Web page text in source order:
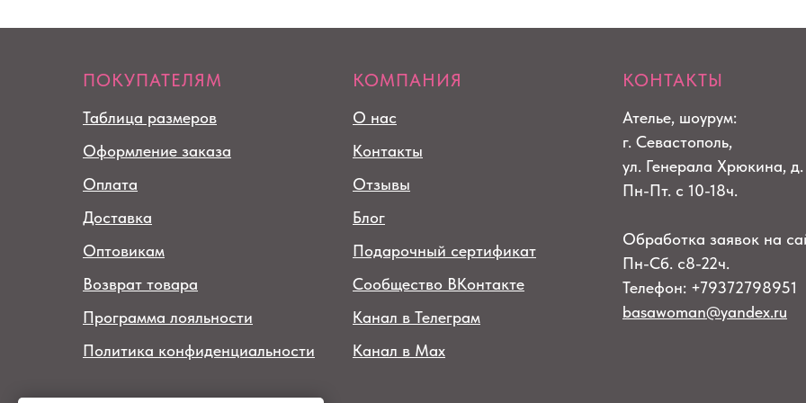
ПОКУПАТЕЛЯМ
Таблица размеров
Оформление заказа
Оплата
Доставка
Оптовикам
Возврат товара
Программа лояльности
Политика конфиденциальности
КОМПАНИЯ
О нас
Контакты
Отзывы
Блог
Подарочный сертификат
Сообщество ВКонтакте
Канал в Телеграм
Канал в Max
КОНТАКТЫ
Ателье, шоурум:
г. Севастополь,
ул. Генерала Хрюкина, д.
Пн-Пт. с 10-18ч.
Обработка заявок на
Пн-Сб. с8-22ч.
Телефон: +79372798951
basawoman@yandex.ru